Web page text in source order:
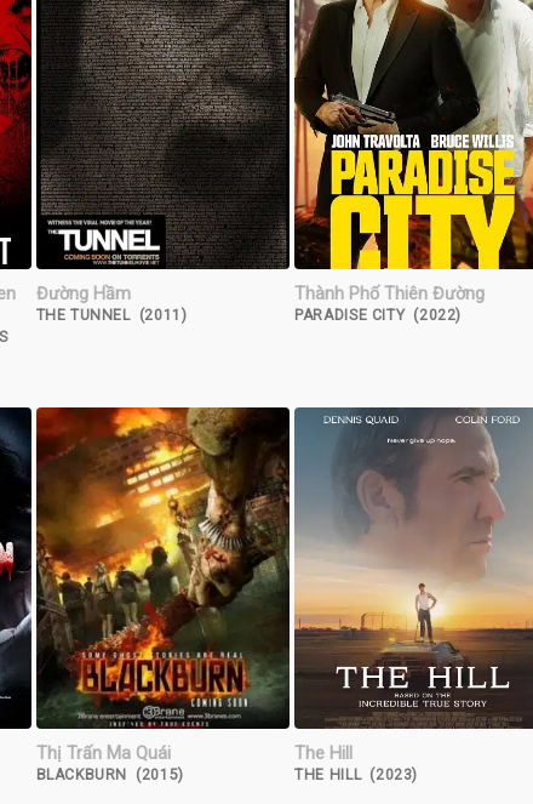
Đường Hầm
THE TUNNEL (2011)
Thành Phố Thiên Đường
PARADISE CITY (2022)
Thị Trấn Ma Quái
BLACKBURN (2015)
The Hill
THE HILL (2023)